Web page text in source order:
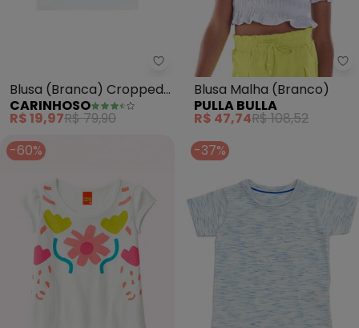
Carinhoso - Blusa (Branca)
Blusa (Branca) Cropped
com Strass Menina
CARINHOSO
R$ 19,97R$ 79,90
Blusa Malha (Branco)
PULLA BULLA
R$ 47,74R$ 108,52
-60%
-37%